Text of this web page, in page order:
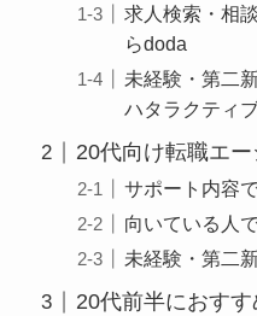
求人検索・相
らdoda
未経験・第二
ハタラクティ
20代向け転職エ
サポート内容
向いている人
未経験・第二
20代前半におす